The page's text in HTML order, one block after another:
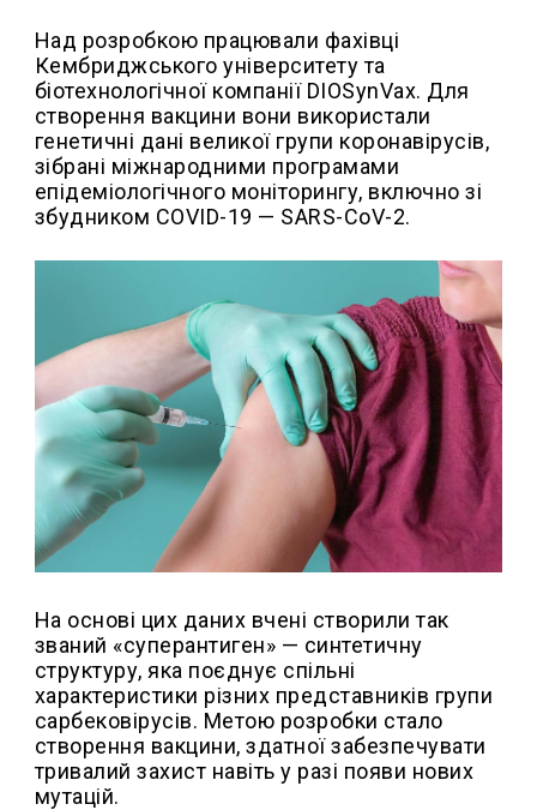
Над розробкою працювали фахівці
Кембриджського університету та
біотехнологічної компанії DIOSynVax. Для
створення вакцини вони використали
генетичні дані великої групи коронавірусів,
зібрані міжнародними програмами
епідеміологічного моніторингу, включно зі
збудником COVID-19 — SARS-CoV-2.
На основі цих даних вчені створили так
званий «суперантиген» — синтетичну
структуру, яка поєднує спільні
характеристики різних представників групи
сарбековірусів. Метою розробки стало
створення вакцини, здатної забезпечувати
тривалий захист навіть у разі появи нових
мутацій.